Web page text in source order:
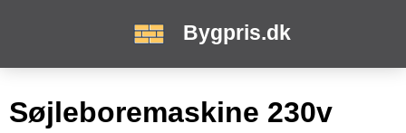
Bygpris.dk
Søjleboremaskine 230v